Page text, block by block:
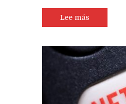
Lee más